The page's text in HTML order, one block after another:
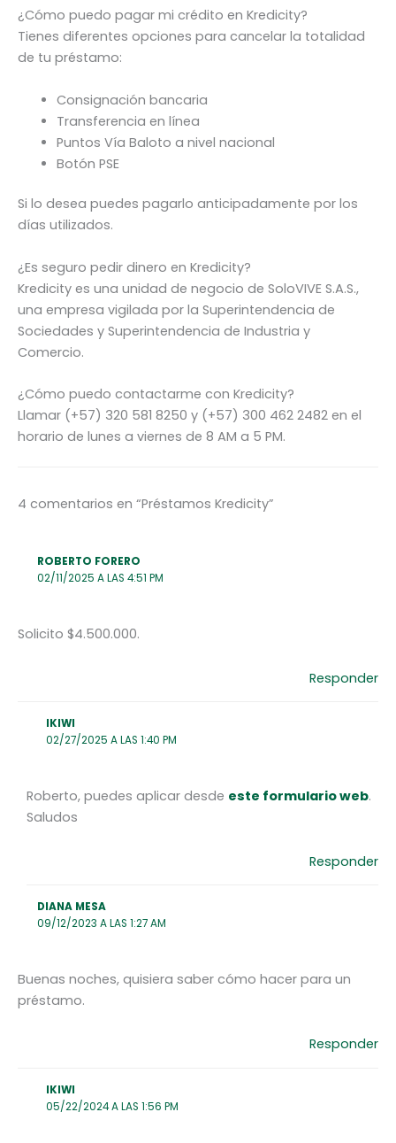
¿Cómo puedo pagar mi crédito en Kredicity?
Tienes diferentes opciones para cancelar la totalidad
de tu préstamo:
Consignación bancaria
Transferencia en línea
Puntos Vía Baloto a nivel nacional
Botón PSE
Si lo desea puedes pagarlo anticipadamente por los
días utilizados.
¿Es seguro pedir dinero en Kredicity?
Kredicity es una unidad de negocio de SoloVIVE S.A.S.,
una empresa vigilada por la Superintendencia de
Sociedades y Superintendencia de Industria y
Comercio.
¿Cómo puedo contactarme con Kredicity?
Llamar (+57) 320 581 8250 y (+57) 300 462 2482 en el
horario de lunes a viernes de 8 AM a 5 PM.
4 comentarios en “Préstamos Kredicity”
ROBERTO FORERO
02/11/2025 A LAS 4:51 PM
Solicito $4.500.000.
Responder
IKIWI
02/27/2025 A LAS 1:40 PM
Roberto, puedes aplicar desde este formulario web.
Saludos
Responder
DIANA MESA
09/12/2023 A LAS 1:27 AM
Buenas noches, quisiera saber cómo hacer para un
préstamo.
Responder
IKIWI
05/22/2024 A LAS 1:56 PM